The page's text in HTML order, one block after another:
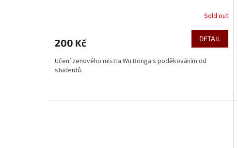
Sold out
200 Kč DETAIL
Učení zenového mistra Wu Bonga s poděkováním od
studentů.